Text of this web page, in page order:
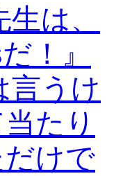
は、
！』
言うけ
たり
けで